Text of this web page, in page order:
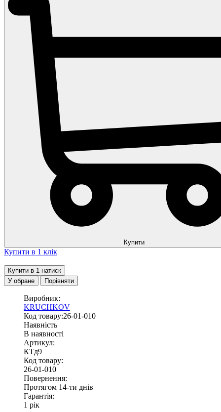
Купити
Купити в 1 клік
Купити в 1 натиск
У обране
Порівняти
Виробник:
KRUCHKOV
Код товару:26-01-010
Наявність
В наявності
Артикул:
КТд9
Код товару:
26-01-010
Повернення:
Протягом 14-ти днів
Гарантія:
1 рік